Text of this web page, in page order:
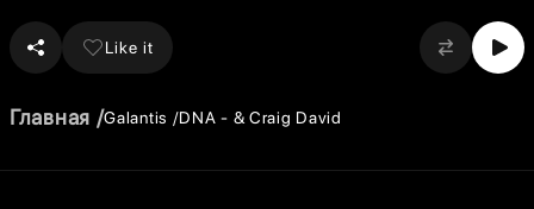
Like it
Главная Galantis DNA - & Craig David